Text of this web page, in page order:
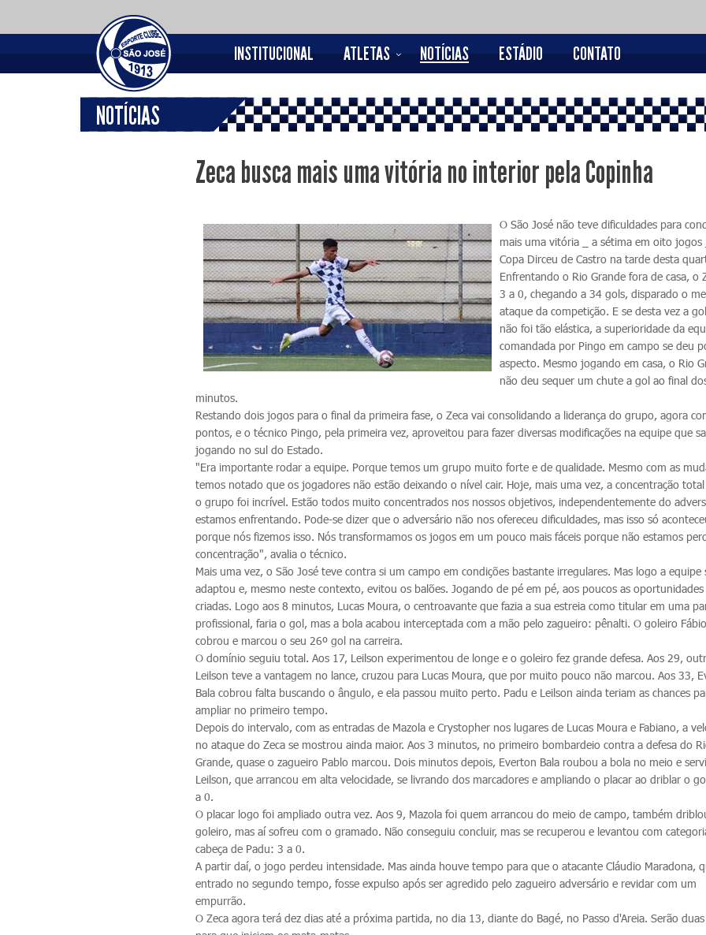
INSTITUCIONAL ATLETAS NOTÍCIAS ESTÁDIO CONTATO
NOTÍCIAS
Zeca busca mais uma vitória no interior pela Copinha
O São José não teve dificuldades para
mais uma vitória _ a sétima em oito jogos
Copa Dirceu de Castro na tarde desta
Enfrentando o Rio Grande fora de casa, o
3 a 0, chegando a 34 gols, disparado o
ataque da competição. E se desta vez a
não foi tão elástica, a superioridade da
comandada por Pingo em campo se deu
aspecto. Mesmo jogando em casa, o Rio
não deu sequer um chute a gol ao final
minutos.
Restando dois jogos para o final da primeira fase, o Zeca vai consolidando a liderança do grupo, agora
pontos, e o técnico Pingo, pela primeira vez, aproveitou para fazer diversas modificações na equipe que
jogando no sul do Estado.
"Era importante rodar a equipe. Porque temos um grupo muito forte e de qualidade. Mesmo com as
temos notado que os jogadores não estão deixando o nível cair. Hoje, mais uma vez, a concentração
o grupo foi incrível. Estão todos muito concentrados nos nossos objetivos, independentemente do
estamos enfrentando. Pode-se dizer que o adversário não nos ofereceu dificuldades, mas isso só
porque nós fizemos isso. Nós transformamos os jogos em um pouco mais fáceis porque não estamos
concentração", avalia o técnico.
Mais uma vez, o São José teve contra si um campo em condições bastante irregulares. Mas logo a equipe
adaptou e, mesmo neste contexto, evitou os balões. Jogando de pé em pé, aos poucos as oportunidades
criadas. Logo aos 8 minutos, Lucas Moura, o centroavante que fazia a sua estreia como titular em uma
profissional, faria o gol, mas a bola acabou interceptada com a mão pelo zagueiro: pênalti. O goleiro
cobrou e marcou o seu 26º gol na carreira.
O domínio seguiu total. Aos 17, Leilson experimentou de longe e o goleiro fez grande defesa. Aos 29,
Leilson teve a vantagem no lance, cruzou para Lucas Moura, que por muito pouco não marcou. Aos 33,
Bala cobrou falta buscando o ângulo, e ela passou muito perto. Padu e Leilson ainda teriam as chances
ampliar no primeiro tempo.
Depois do intervalo, com as entradas de Mazola e Crystopher nos lugares de Lucas Moura e Fabiano, a
no ataque do Zeca se mostrou ainda maior. Aos 3 minutos, no primeiro bombardeio contra a defesa do
Grande, quase o zagueiro Pablo marcou. Dois minutos depois, Everton Bala roubou a bola no meio e
Leilson, que arrancou em alta velocidade, se livrando dos marcadores e ampliando o placar ao driblar o
a 0.
O placar logo foi ampliado outra vez. Aos 9, Mazola foi quem arrancou do meio de campo, também
goleiro, mas aí sofreu com o gramado. Não conseguiu concluir, mas se recuperou e levantou com
cabeça de Padu: 3 a 0.
A partir daí, o jogo perdeu intensidade. Mas ainda houve tempo para que o atacante Cláudio Maradona,
entrado no segundo tempo, fosse expulso após ser agredido pelo zagueiro adversário e revidar com um
empurrão.
O Zeca agora terá dez dias até a próxima partida, no dia 13, diante do Bagé, no Passo d'Areia. Serão